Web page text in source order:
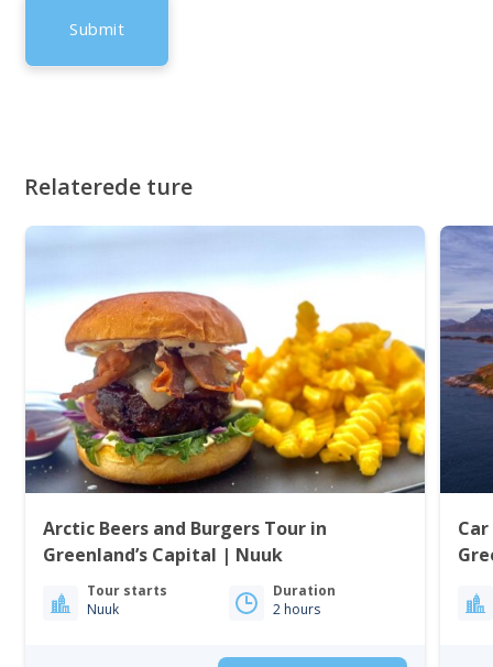
Relaterede ture
Arctic Beers and Burgers Tour in
Greenland’s Capital | Nuuk
Tour starts
Nuuk
Duration
2 hours